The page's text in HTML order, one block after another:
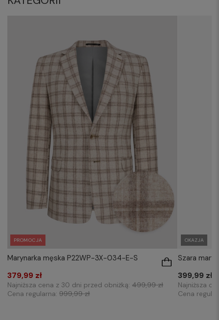
PROMOCJA
Marynarka męska P22WP-3X-034-E-S
379,99 zł
Najniższa cena z 30 dni przed obniżką: 499,99 zł
Cena regularna: 999,99 zł
OKAZJA
Szara
399,99 zł
Najniższa
Cena